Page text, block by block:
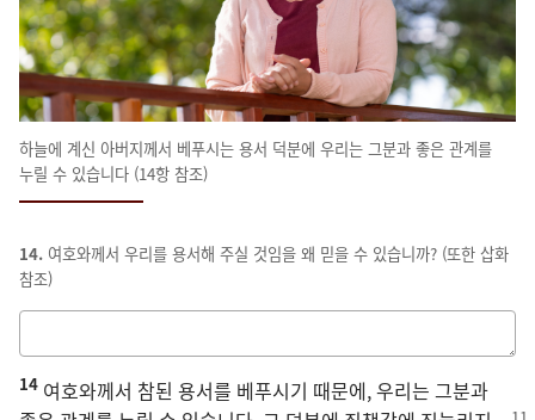
하늘에 계신 아버지께서 베푸시는 용서 덕분에 우리는 그분과 좋은 관계를
누릴 수 있습니다 (14항 참조)
14. 여호와께서 우리를 용서해 주실 것임을 왜 믿을 수 있습니까? (또한 삽화
참조)
적는
칸
14 여호와께서 참된 용서를 베푸시기 때문에, 우리는 그분과